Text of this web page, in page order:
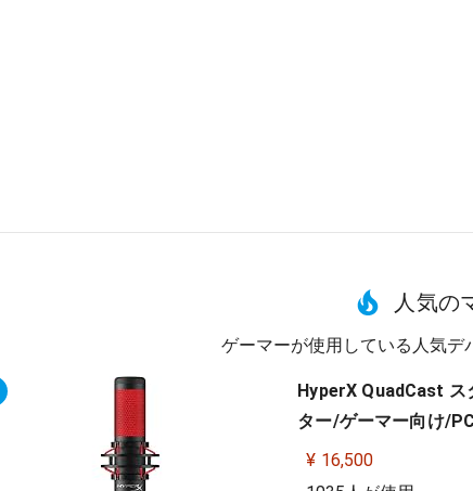
人気の
ゲーマーが使用している人気デ
HyperX QuadCast ス
ター/ゲーマー向け/
¥ 16,500